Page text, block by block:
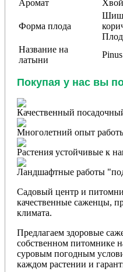
Аромат
Форма плода
Название на
латыни
Покупая у нас вы
Качественный
Многолетний опыт
Растения устойчивые к
Ландшафтные работы
Садовый центр и
качественные саженцы,
климата.
Предлагаем здоровые
собственном питомнике
суровым погодным
каждом растении и